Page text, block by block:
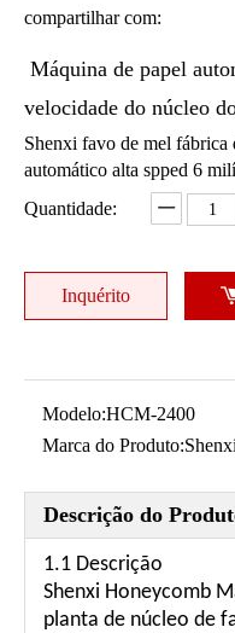
compartilhar com:
Máquina de papel
velocidade do núcleo
Shenxi favo de mel fábrica
automático alta spped 6
Quantidade:
Inquérito
Modelo:HCM-2400
Marca do Produto:Shenxi
Descrição do
1.1 Descrição
Shenxi Honeycomb
planta de núcleo de